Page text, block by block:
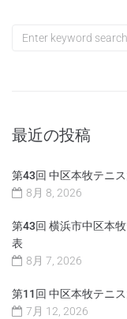
最近の投稿
第43回 中区本牧テニ
8月 8, 2026
第43回 横浜市中区本
表
8月 7, 2026
第11回 中区本牧テニ
7月 12, 2026